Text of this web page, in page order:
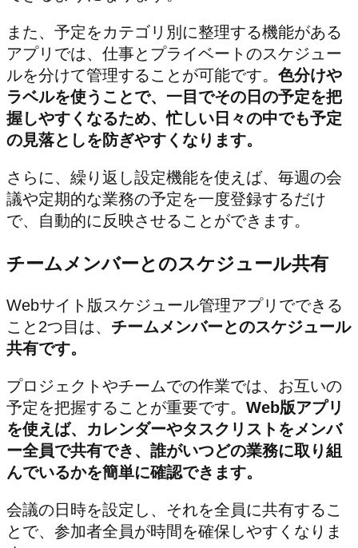
また、予定をカテゴリ別に整理する機能がある
アプリでは、仕事とプライベートのスケジュー
ルを分けて管理することが可能です。 色分けや
ラベルを使うことで、一目でその日の予定を把
握しやすくなるため、忙しい日々の中でも予定
の見落としを防ぎやすくなります。
さらに、繰り返し設定機能を使えば、毎週の会
議や定期的な業務の予定を一度登録するだけ
で、自動的に反映させることができます。
チームメンバーとのスケジュール共有
Webサイト版スケジュール管理アプリでできる
こと2つ目は、 チームメンバーとのスケジュール
共有です。
プロジェクトやチームでの作業では、お互いの
予定を把握することが重要です。 Web版アプリ
を使えば、カレンダーやタスクリストをメンバ
ー全員で共有でき、誰がいつどの業務に取り組
んでいるかを簡単に確認できます。
会議の日時を設定し、それを全員に共有するこ
とで、参加者全員が時間を確保しやすくなりま